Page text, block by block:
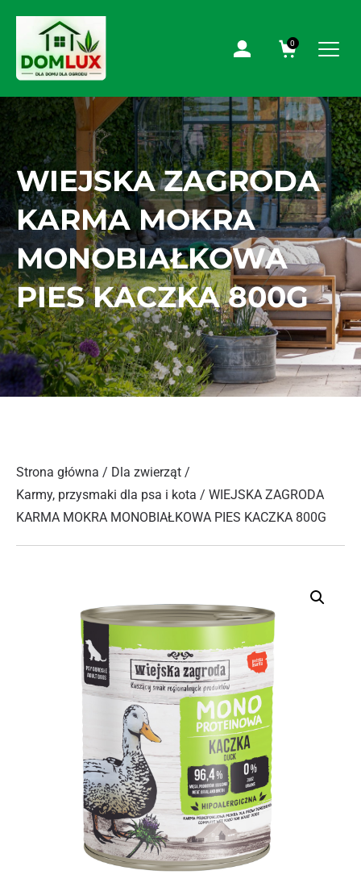
0
WIEJSKA ZAGRODA
KARMA MOKRA
MONOBIAŁKOWA
PIES KACZKA 800G
Strona główna / Dla zwierząt /
Karmy, przysmaki dla psa i kota / WIEJSKA ZAGRODA
KARMA MOKRA MONOBIAŁKOWA PIES KACZKA 800G